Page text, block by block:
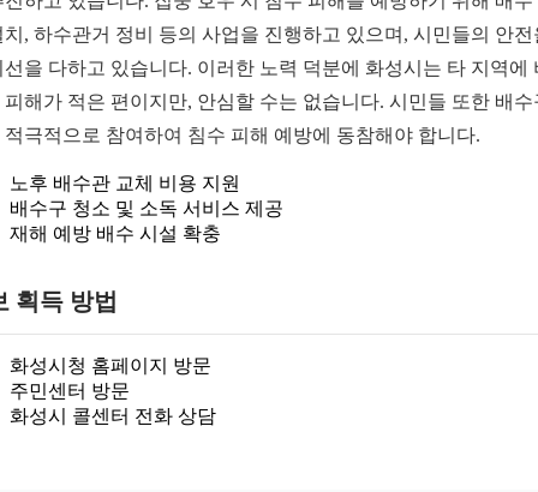
치, 하수관거 정비 등의 사업을 진행하고 있으며, 시민들의 안전
선을 다하고 있습니다. 이러한 노력 덕분에 화성시는 타 지역에
피해가 적은 편이지만, 안심할 수는 없습니다. 시민들 또한 배수
적극적으로 참여하여 침수 피해 예방에 동참해야 합니다.
노후 배수관 교체 비용 지원
배수구 청소 및 소독 서비스 제공
재해 예방 배수 시설 확충
획득 방법
화성시청 홈페이지 방문
주민센터 방문
화성시 콜센터 전화 상담